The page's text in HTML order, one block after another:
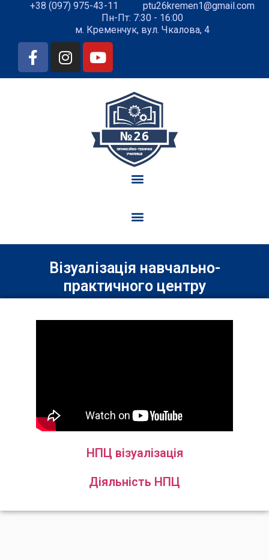
+38 (097) 975-43-11
ptu26kremen1@gmail.com
Пн-Пт: 7:30 - 16:00
м. Кременчук, вул. Чкалова, 4
Візуалізація навчально-
практичного центру
НПЦ візуалізація
Діяльність НПЦ